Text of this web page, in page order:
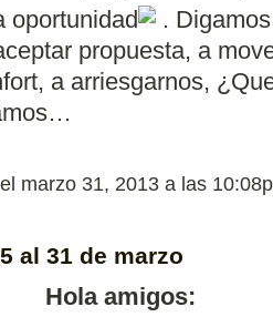
oportunidad
.
propuesta, a
a arriesgarnos,
el marzo 31, 2013 a las
al 31 de marzo
Hola amigos: